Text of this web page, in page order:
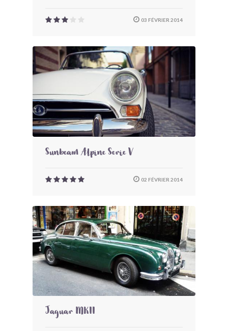
03 FÉVRIER 2014
Sunbeam Alpine Serie V
02 FÉVRIER 2014
Jaguar MKII